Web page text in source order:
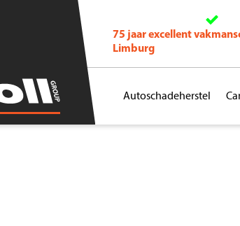
75 jaar excellent
Limburg
Autoschadeherstel